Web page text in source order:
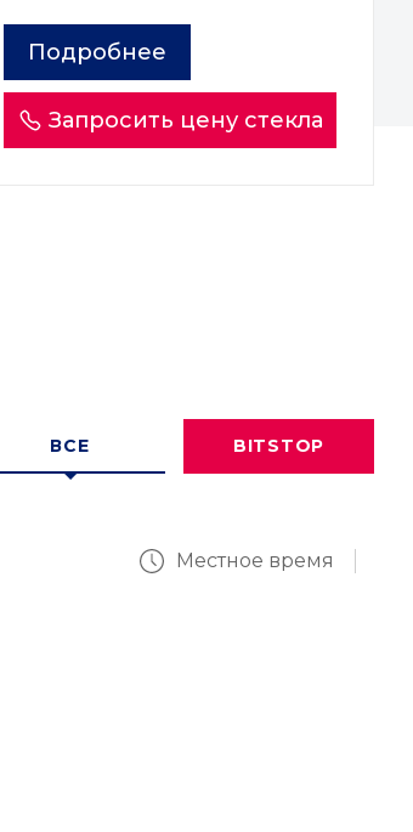
Подробнее
Запросить цену стекла
ВСЕ BITSTOP
Местное время